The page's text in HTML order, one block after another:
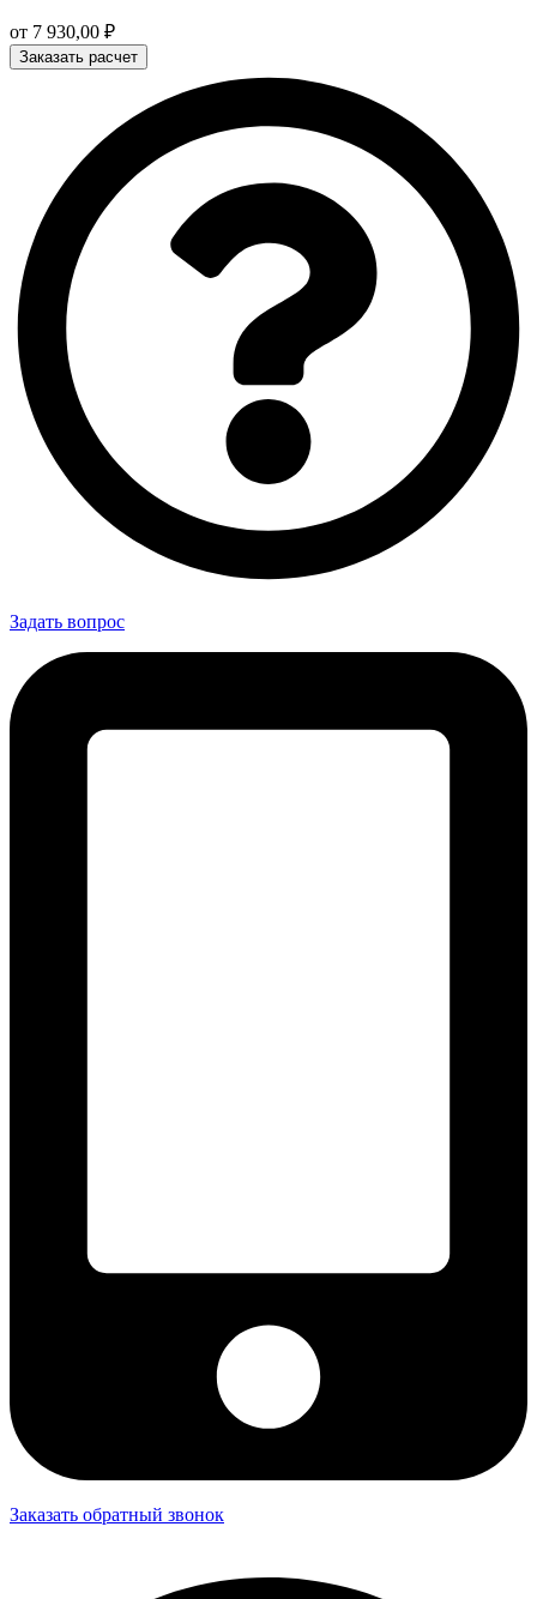
от 7 930,00 ₽
Заказать расчет
Задать вопрос
Заказать обратный звонок